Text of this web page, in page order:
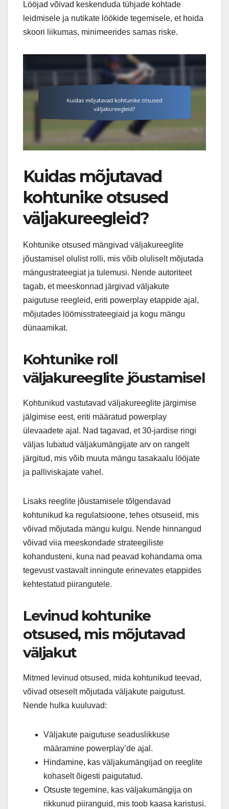
Lööjad võivad keskenduda tühjade kohtade
leidmisele ja nutikate löökide tegemisele, et hoida
skoori liikumas, minimeerides samas riske.
Kuidas mõjutavad
kohtunike otsused
väljakureegleid?
Kohtunike otsused mängivad väljakureeglite
jõustamisel olulist rolli, mis võib oluliselt mõjutada
mängustrateegiat ja tulemusi. Nende autoriteet
tagab, et meeskonnad järgivad väljakute
paigutuse reegleid, eriti powerplay etappide ajal,
mõjutades löömisstrateegiaid ja kogu mängu
dünaamikat.
Kohtunike roll
väljakureeglite jõustamisel
Kohtunikud vastutavad väljakureeglite järgimise
jälgimise eest, eriti määratud powerplay
ülevaadete ajal. Nad tagavad, et 30-jardise ringi
väljas lubatud väljakumängijate arv on rangelt
järgitud, mis võib muuta mängu tasakaalu lööjate
ja palliviskajate vahel.
Lisaks reeglite jõustamisele tõlgendavad
kohtunikud ka regulatsioone, tehes otsuseid, mis
võivad mõjutada mängu kulgu. Nende hinnangud
võivad viia meeskondade strateegiliste
kohandusteni, kuna nad peavad kohandama oma
tegevust vastavalt inningute erinevates etappides
kehtestatud piirangutele.
Levinud kohtunike
otsused, mis mõjutavad
väljakut
Mitmed levinud otsused, mida kohtunikud teevad,
võivad otseselt mõjutada väljakute paigutust.
Nende hulka kuuluvad:
Väljakute paigutuse seaduslikkuse
määramine powerplay’de ajal.
Hindamine, kas väljakumängijad on reeglite
kohaselt õigesti paigutatud.
Otsuste tegemine, kas väljakumängija on
rikkunud piiranguid, mis toob kaasa karistusi.